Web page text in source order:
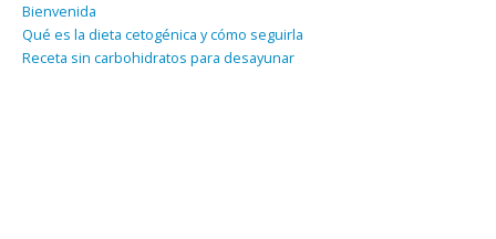
Bienvenida
Qué es la dieta cetogénica y cómo seguirla
Receta sin carbohidratos para desayunar